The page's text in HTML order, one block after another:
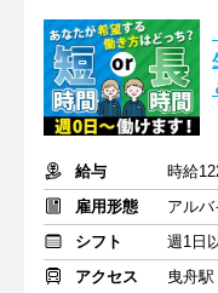
給与
時給
雇用形態
アルバ
シフト
週1日
アクセス
曳舟駅